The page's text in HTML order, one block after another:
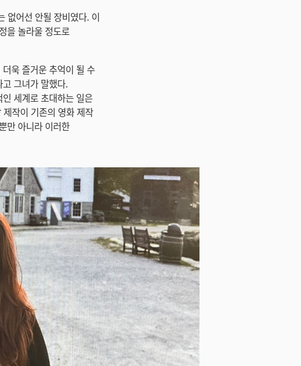
없어선 안될 장비였다. 이
을 놀라울 정도로
욱 즐거운 추억이 될 수
그녀가 말했다.
세계로 초대하는 일은
작이 기존의 영화 제작
만 아니라 이러한